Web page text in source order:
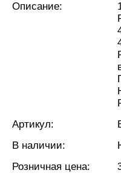
Описание:
Артикул:
В наличии:
Розничная цена: